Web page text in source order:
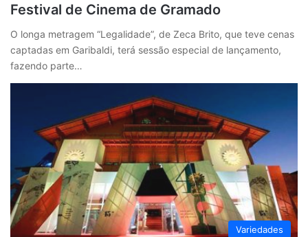
Festival de Cinema de Gramado
O longa metragem “Legalidade”, de Zeca Brito, que teve cenas
captadas em Garibaldi, terá sessão especial de lançamento,
fazendo parte…
Variedades